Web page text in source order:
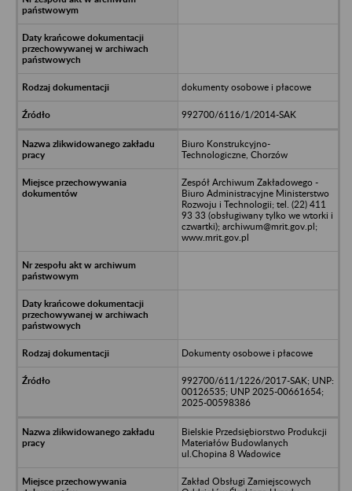
dokumenty osobowe i płacowe
992700/6116/1/2014-SAK
Biuro Konstrukcyjno-
Technologiczne, Chorzów
Zespół Archiwum Zakładowego -
Biuro Administracyjne Ministerstwo
Rozwoju i Technologii; tel. (22) 411
93 33 (obsługiwany tylko we wtorki i
czwartki); archiwum@mrit.gov.pl;
www.mrit.gov.pl
Dokumenty osobowe i płacowe
992700/611/1226/2017-SAK; UNP:
00126535; UNP 2025-00661654;
2025-00598386
Bielskie Przedsiębiorstwo Produkcji
Materiałów Budowlanych
ul.Chopina 8 Wadowice
Zakład Obsługi Zamiejscowych